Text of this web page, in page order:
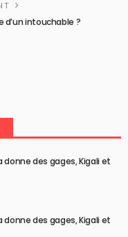
intouchable ?
donne des gages, Kigali et
donne des gages, Kigali et